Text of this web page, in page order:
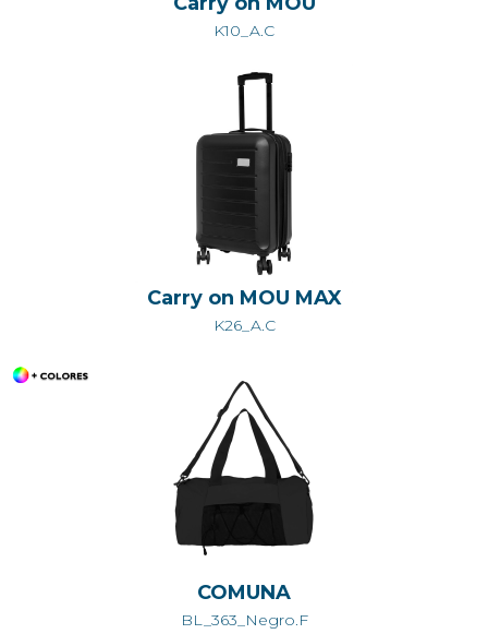
K10_A.C
Carry on MOU MAX
K26_A.C
COMUNA
BL_363_Negro.F